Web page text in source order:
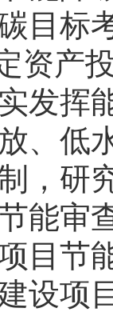
目标
资产
发挥
、低
，研
能审
目节
设项